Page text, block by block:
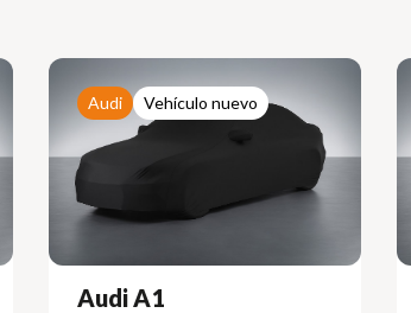
Audi Vehículo nuevo
Audi A1